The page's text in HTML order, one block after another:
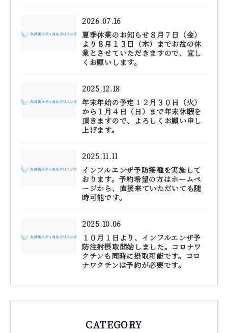
2026.07.16
夏季休業のお知らせ８月７日（金）
より８月１３日（木）までお盆の休
業とさせていただきますので、宜し
くお願いします。
2025.12.18
年末年始の予定１２月３０日（火）
から１月４日（日）まで年末休暇を
頂きますので、よろしくお願い申し
上げます。
2025.11.11
インフルエンザ予防接種を実施して
おります。予約希望の方はホームペ
ージから、直接来ていただいても随
時可能です。
2025.10.06
１０月１日より、インフルエンザ予
防注射摂取開始しました。コロナワ
クチンも同時に摂取可能です。コロ
ナワクチンは予約が必要です。
CATEGORY